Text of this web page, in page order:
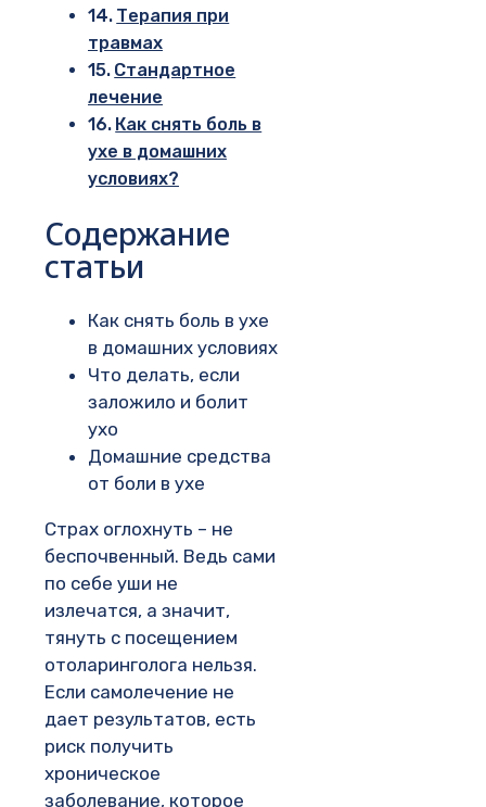
Терапия при
травмах
Стандартное
лечение
Как снять боль в
ухе в домашних
условиях?
Содержание
статьи
Как снять боль в ухе
в домашних условиях
Что делать, если
заложило и болит
ухо
Домашние средства
от боли в ухе
Страх оглохнуть – не
беспочвенный. Ведь сами
по себе уши не
излечатся, а значит,
тянуть с посещением
отоларинголога нельзя.
Если самолечение не
дает результатов, есть
риск получить
хроническое
заболевание, которое